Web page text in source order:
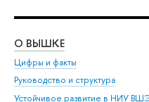
О ВЫШКЕ
Цифры и факты
Руководство и структура
Устойчивое развитие в НИУ